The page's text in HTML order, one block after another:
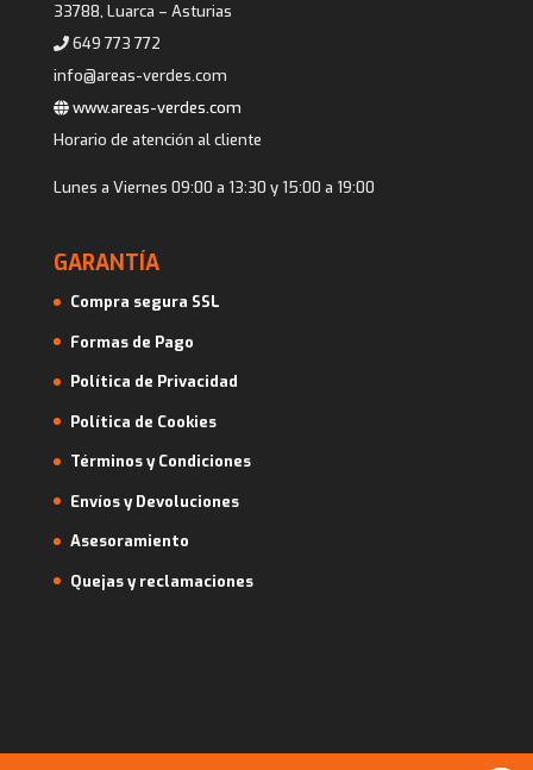
33788, Luarca – Asturias
649 773 772
info@areas-verdes.com
www.areas-verdes.com
Horario de atención al cliente
Lunes a Viernes 09:00 a 13:30 y 15:00 a 19:00
GARANTÍA
Compra segura SSL
Formas de Pago
Política de Privacidad
Política de Cookies
Términos y Condiciones
Envíos y Devoluciones
Asesoramiento
Quejas y reclamaciones